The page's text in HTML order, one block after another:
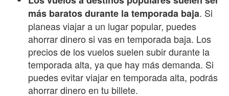
más baratos durante la temporada baja. Si
planeas viajar a un lugar popular, puedes
ahorrar dinero si vas en temporada baja. Los
precios de los vuelos suelen subir durante la
temporada alta, ya que hay más demanda. Si
puedes evitar viajar en temporada alta, podrás
ahorrar dinero en tu billete.